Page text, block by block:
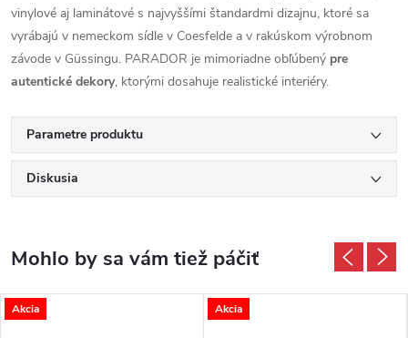
vinylové aj laminátové s najvyššími štandardmi dizajnu, ktoré sa
vyrábajú v nemeckom sídle v Coesfelde a v rakúskom výrobnom
závode v Güssingu. PARADOR je mimoriadne obľúbený pre
autentické dekory, ktorými dosahuje realistické interiéry.
Parametre produktu
Diskusia
Akcia Akcia